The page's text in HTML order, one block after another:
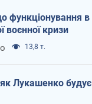
функціонування в
воєнної кризи
13,8 т.
як Лукашенко будує